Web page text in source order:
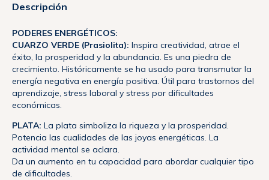
Descripción
PODERES ENERGÉTICOS:
CUARZO VERDE (Prasiolita): Inspira creatividad, atrae el
éxito, la prosperidad y la abundancia. Es una piedra de
crecimiento. Históricamente se ha usado para transmutar la
energía negativa en energía positiva. Útil para trastornos del
aprendizaje, stress laboral y stress por dificultades
económicas.
PLATA: La plata simboliza la riqueza y la prosperidad.
Potencia las cualidades de las joyas energéticas. La
actividad mental se aclara.
Da un aumento en tu capacidad para abordar cualquier tipo
de dificultades.